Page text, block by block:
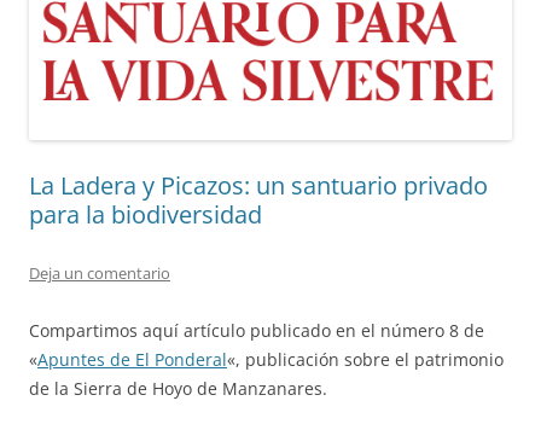
La Ladera y Picazos: un santuario privado
para la biodiversidad
Deja un comentario
Compartimos aquí artículo publicado en el número 8 de
«Apuntes de El Ponderal«, publicación sobre el patrimonio
de la Sierra de Hoyo de Manzanares.